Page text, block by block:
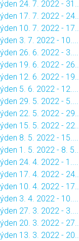
24. 7. 2022 - 31....
17. 7. 2022 - 24....
10. 7. 2022 - 17....
3. 7. 2022 - 10....
26. 6. 2022 - 3....
19. 6. 2022 - 26....
12. 6. 2022 - 19....
5. 6. 2022 - 12....
29. 5. 2022 - 5....
22. 5. 2022 - 29....
15. 5. 2022 - 22....
8. 5. 2022 - 15....
1. 5. 2022 - 8. 5....
24. 4. 2022 - 1....
17. 4. 2022 - 24....
10. 4. 2022 - 17....
3. 4. 2022 - 10....
27. 3. 2022 - 3....
20. 3. 2022 - 27....
13. 3. 2022 - 20....